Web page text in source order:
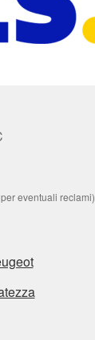
eventuali reclami)